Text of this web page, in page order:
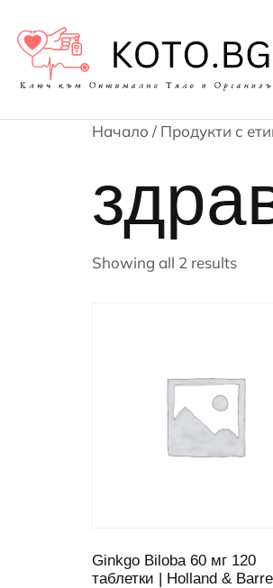
Начало / Продукти с
Showing all 2 results
Ginkgo Biloba 60 мг 120
таблетки | Holland &